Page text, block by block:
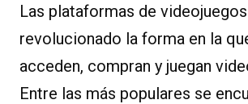
Las plataformas de videojuegos
revolucionado la forma en la
acceden, compran y juegan
Entre las más populares se